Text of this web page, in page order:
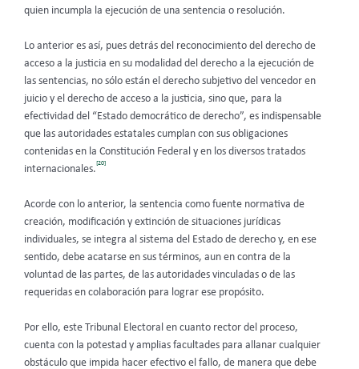
quien incumpla la ejecución de una sentencia o resolución.
Lo anterior es así, pues detrás del reconocimiento del derecho de
acceso a la justicia en su modalidad del derecho a la ejecución de
las sentencias, no sólo están el derecho subjetivo del vencedor en
juicio y el derecho de acceso a la justicia, sino que, para la
efectividad del “Estado democrático de derecho”, es indispensable
que las autoridades estatales cumplan con sus obligaciones
contenidas en la Constitución Federal y en los diversos tratados
internacionales.
[20]
Acorde con lo anterior, la sentencia como fuente normativa de
creación, modificación y extinción de situaciones jurídicas
individuales, se integra al sistema del Estado de derecho y, en ese
sentido, debe acatarse en sus términos, aun en contra de la
voluntad de las partes, de las autoridades vinculadas o de las
requeridas en colaboración para lograr ese propósito.
Por ello, este Tribunal Electoral en cuanto rector del proceso,
cuenta con la potestad y amplias facultades para allanar cualquier
obstáculo que impida hacer efectivo el fallo, de manera que debe